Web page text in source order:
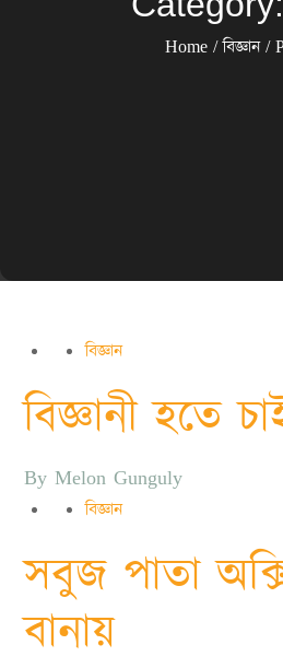
Home বিজ্ঞান
বিজ্ঞান
বিজ্ঞানী হতে
ByMelon Gunguly
বিজ্ঞান
সবুজ পাতা
বানায়